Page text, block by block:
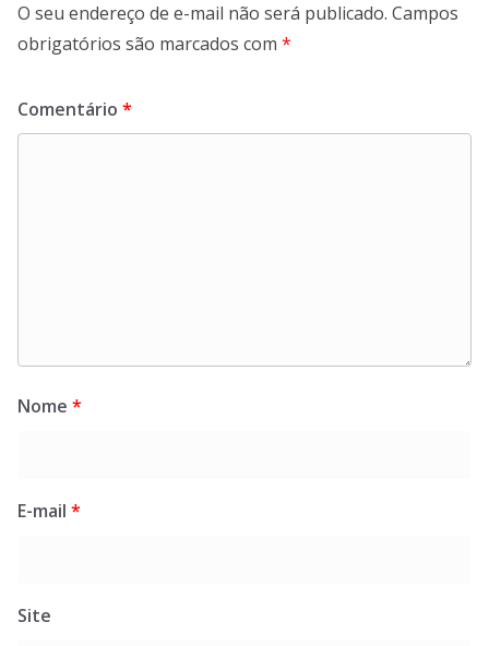
O seu endereço de e-mail não será publicado. Campos
obrigatórios são marcados com *
Comentário *
Nome *
E-mail *
Site